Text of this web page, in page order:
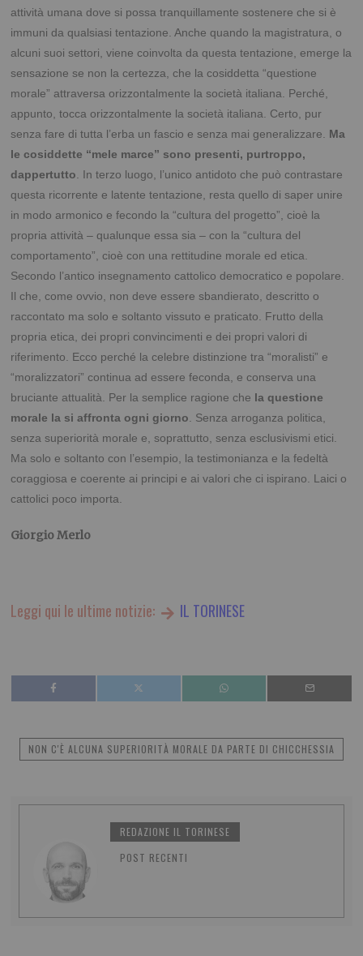
attività umana dove si possa tranquillamente sostenere che si è
immuni da qualsiasi tentazione. Anche quando la magistratura, o
alcuni suoi settori, viene coinvolta da questa tentazione, emerge la
sensazione se non la certezza, che la cosiddetta “questione
morale” attraversa orizzontalmente la società italiana. Perché,
appunto, tocca orizzontalmente la società italiana. Certo, pur
senza fare di tutta l’erba un fascio e senza mai generalizzare. Ma
le cosiddette “mele marce” sono presenti, purtroppo,
dappertutto . In terzo luogo, l’unico antidoto che può contrastare
questa ricorrente e latente tentazione, resta quello di saper unire
in modo armonico e fecondo la “cultura del progetto”, cioè la
propria attività – qualunque essa sia – con la “cultura del
comportamento”, cioè con una rettitudine morale ed etica.
Secondo l’antico insegnamento cattolico democratico e popolare.
Il che, come ovvio, non deve essere sbandierato, descritto o
raccontato ma solo e soltanto vissuto e praticato. Frutto della
propria etica, dei propri convincimenti e dei propri valori di
riferimento. Ecco perché la celebre distinzione tra “moralisti” e
“moralizzatori” continua ad essere feconda, e conserva una
bruciante attualità. Per la semplice ragione che la questione
morale la si affronta ogni giorno . Senza arroganza politica,
senza superiorità morale e, soprattutto, senza esclusivismi etici.
Ma solo e soltanto con l’esempio, la testimonianza e la fedeltà
coraggiosa e coerente ai principi e ai valori che ci ispirano. Laici o
cattolici poco importa.
Giorgio Merlo
Leggi qui le ultime notizie: IL TORINESE
NON C'È ALCUNA SUPERIORITÀ MORALE DA PARTE DI CHICCHESSIA
REDAZIONE IL TORINESE
POST RECENTI